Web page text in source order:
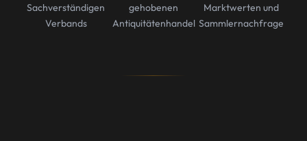
Sachverständigen
Verbands
gehobenen
Antiquitätenhandel
Marktwerten und
Sammlernachfrage